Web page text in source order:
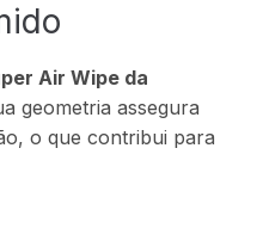
Air Wipe da
geometria assegura
o que contribui para